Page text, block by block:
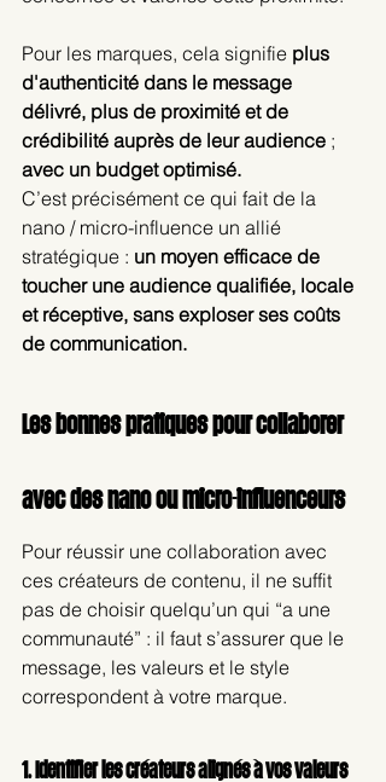
Pour les marques, cela signifie plus
d'authenticité dans le message
délivré, plus de proximité et de
crédibilité auprès de leur audience ;
avec un budget optimisé.
C’est précisément ce qui fait de la
nano / micro-influence un allié
stratégique : un moyen efficace de
toucher une audience qualifiée, locale
et réceptive, sans exploser ses coûts
de communication.
Les bonnes pratiques pour collaborer
avec des nano ou micro-influenceurs
Pour réussir une collaboration avec
ces créateurs de contenu, il ne suffit
pas de choisir quelqu’un qui “a une
communauté” : il faut s’assurer que le
message, les valeurs et le style
correspondent à votre marque.
1. Identifier les créateurs alignés à vos valeurs